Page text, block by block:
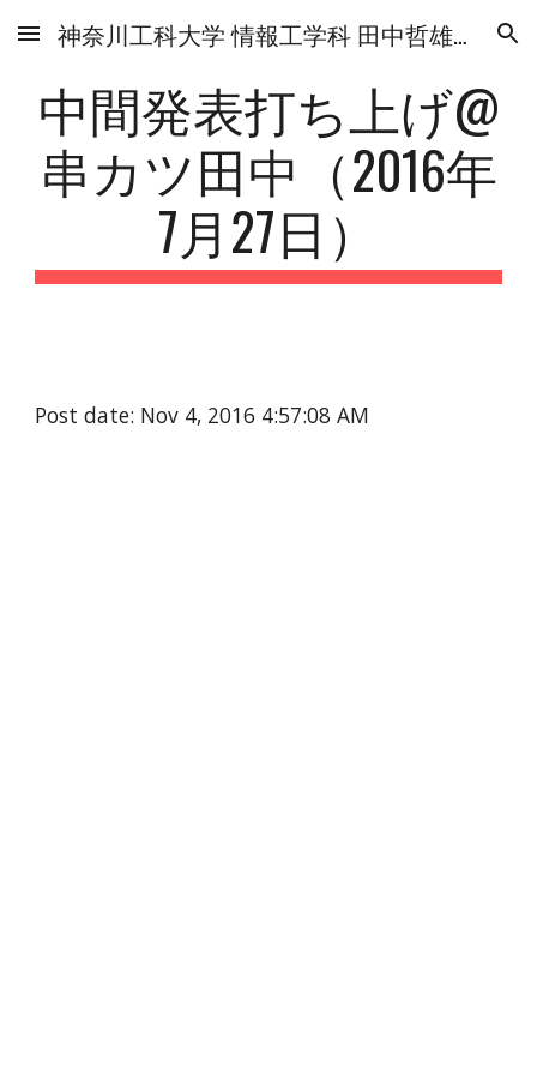
Skip to main content Skip to navigation
神奈川工科大学 情報工学科 田中哲雄研究室
中間発表打ち上げ@
串カツ田中（2016年
7月27日）
Post date: Nov 4, 2016 4:57:08 AM